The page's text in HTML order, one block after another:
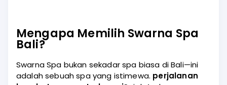
Mengapa Memilih Swarna Spa
Bali?
Swarna Spa bukan sekadar spa biasa di Bali—ini
adalah sebuah spa yang istimewa. perjalanan